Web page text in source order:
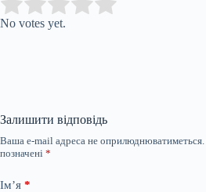
Rate this item:
No votes yet.
Залишити відповідь
Ваша e-mail адреса не оприлюднюватиметься.
позначені *
Ім’я *